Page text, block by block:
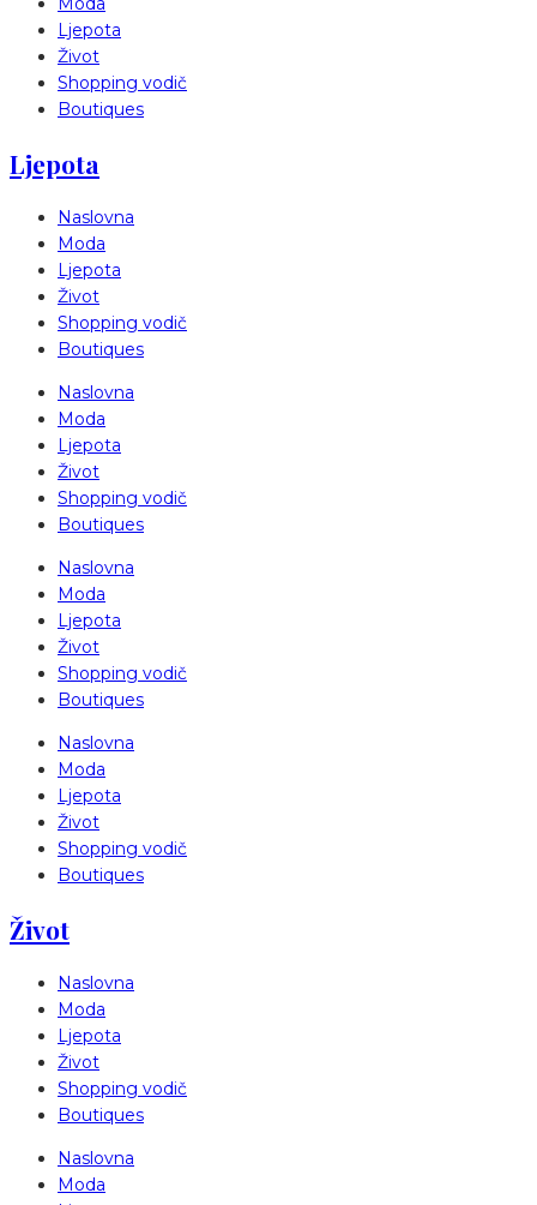
Ljepota
Život
Shopping vodič
Boutiques
Ljepota
Naslovna
Moda
Ljepota
Život
Shopping vodič
Boutiques
Naslovna
Moda
Ljepota
Život
Shopping vodič
Boutiques
Naslovna
Moda
Ljepota
Život
Shopping vodič
Boutiques
Naslovna
Moda
Ljepota
Život
Shopping vodič
Boutiques
Život
Naslovna
Moda
Ljepota
Život
Shopping vodič
Boutiques
Naslovna
Moda